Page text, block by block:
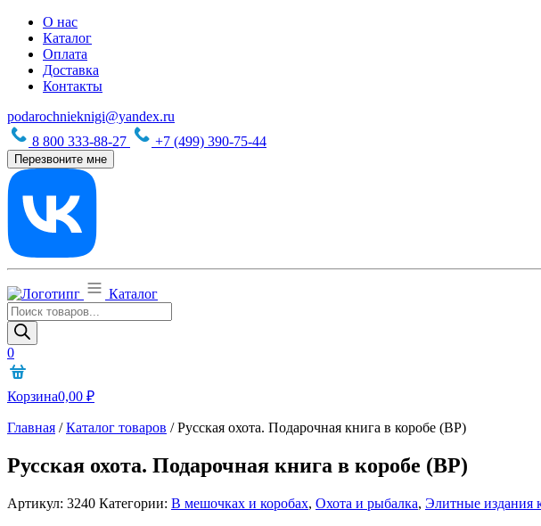
О нас
Каталог
Оплата
Доставка
Контакты
podarochnieknigi@yandex.ru
8 800 333-88-27
+7 (499) 390-75-44
Перезвоните мне
Каталог
Поиск
товаров
0
Корзина0,00 ₽
Главная /Каталог товаров /Русская охота. Подарочная книга в коробе (BP)
Русская охота. Подарочная книга в коробе (BP)
Артикул: 3240 Категории: В мешочках и коробах, Охота и рыбалка, Элитные издания